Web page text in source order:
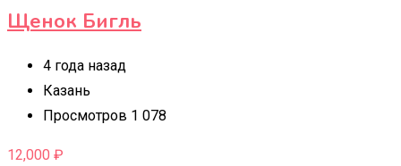
Щенок Бигль
4 года назад
Казань
Просмотров 1 078
12,000 ₽